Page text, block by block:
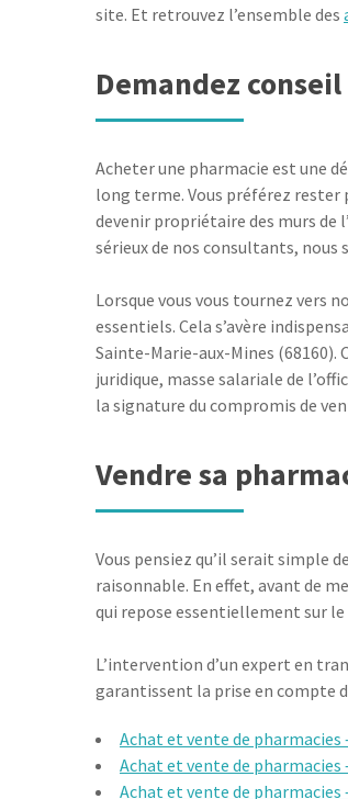
site. Et retrouvez l’ensemble des
Demandez
Acheter une pharmacie est une
long terme. Vous préférez rester
devenir propriétaire des murs de
sérieux de nos consultants, nous
Lorsque vous vous tournez vers
essentiels. Cela s’avère
Sainte-Marie-aux-Mines (68160).
juridique, masse salariale de
la signature du compromis de
Vendre sa
Vous pensiez qu’il serait simple
raisonnable. En effet, avant de
qui repose essentiellement sur
L’intervention d’un expert en
garantissent la prise en compte
Achat et vente de pharmacies
Achat et vente de pharmacies
Achat et vente de pharmacies